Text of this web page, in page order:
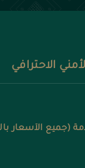
الاحترافي
(جميع الأسعار